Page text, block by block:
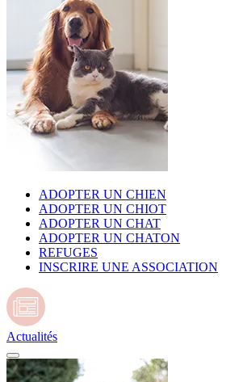
ADOPTER UN CHIEN
ADOPTER UN CHIOT
ADOPTER UN CHAT
ADOPTER UN CHATON
REFUGES
INSCRIRE UNE ASSOCIATION
Actualités